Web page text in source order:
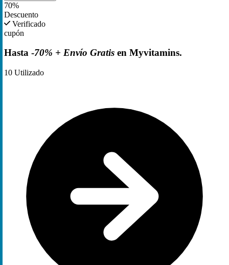
70%
Descuento
Verificado
cupón
Hasta -70% + Envío Gratis en Myvitamins.
10 Utilizado